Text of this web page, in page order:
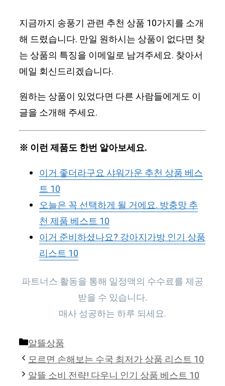
지금까지 송풍기 관련 추천 상품 10가지를 소개
해 드렸습니다. 만일 원하시는 상품이 없다면 찾
는 상품의 특징을 이메일로 남겨주세요. 찾아서
메일 회신드리겠습니다.
원하는 상품이 있었다면 다른 사람들에게도 이
글을 소개해 주세요.
※ 이런 제품도 한번 알아보세요.
이거 좋더라구요 샤워가운 추천 상품 베스
트 10
오늘은 꼭 선택하게 될 거에요. 방충망 추
천 제품 베스트 10
이거 준비하셨나요? 강아지가방 인기 상품
리스트 10
파트너스 활동을 통해 일정액의 수수료를 제공
받을 수 있습니다.
매사 성공하는 하루 되세요.
Categories
알뜰상품
모르면 손해보는 수국 최저가 상품 리스트 10
알뜰 소비 전략! 다우니 인기 상품 베스트 10